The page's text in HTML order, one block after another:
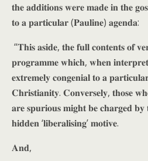
𝐭𝐡𝐞 𝐚𝐝𝐝𝐢𝐭𝐢𝐨𝐧𝐬 𝐰𝐞𝐫𝐞 𝐦𝐚𝐝𝐞 𝐢𝐧 𝐭𝐡𝐞
𝐭𝐨 𝐚 𝐩𝐚𝐫𝐭𝐢𝐜𝐮𝐥𝐚𝐫 (𝐏𝐚𝐮𝐥𝐢𝐧𝐞) 𝐚𝐠𝐞𝐧𝐝𝐚:
“𝐓𝐡𝐢𝐬 𝐚𝐬𝐢𝐝𝐞, 𝐭𝐡𝐞 𝐟𝐮𝐥𝐥 𝐜𝐨𝐧𝐭𝐞𝐧𝐭𝐬 𝐨𝐟
𝐩𝐫𝐨𝐠𝐫𝐚𝐦𝐦𝐞 𝐰𝐡𝐢𝐜𝐡, 𝐰𝐡𝐞𝐧
𝐞𝐱𝐭𝐫𝐞𝐦𝐞𝐥𝐲 𝐜𝐨𝐧𝐠𝐞𝐧𝐢𝐚𝐥 𝐭𝐨 𝐚
𝐂𝐡𝐫𝐢𝐬𝐭𝐢𝐚𝐧𝐢𝐭𝐲. 𝐂𝐨𝐧𝐯𝐞𝐫𝐬𝐞𝐥𝐲, 𝐭𝐡𝐨𝐬𝐞
𝐚𝐫𝐞 𝐬𝐩𝐮𝐫𝐢𝐨𝐮𝐬 𝐦𝐢𝐠𝐡𝐭 𝐛𝐞 𝐜𝐡𝐚𝐫𝐠𝐞𝐝 𝐛𝐲
𝐡𝐢𝐝𝐝𝐞𝐧 ‘𝐥𝐢𝐛𝐞𝐫𝐚𝐥𝐢𝐬𝐢𝐧𝐠’ 𝐦𝐨𝐭𝐢𝐯𝐞.
𝐀𝐧𝐝,